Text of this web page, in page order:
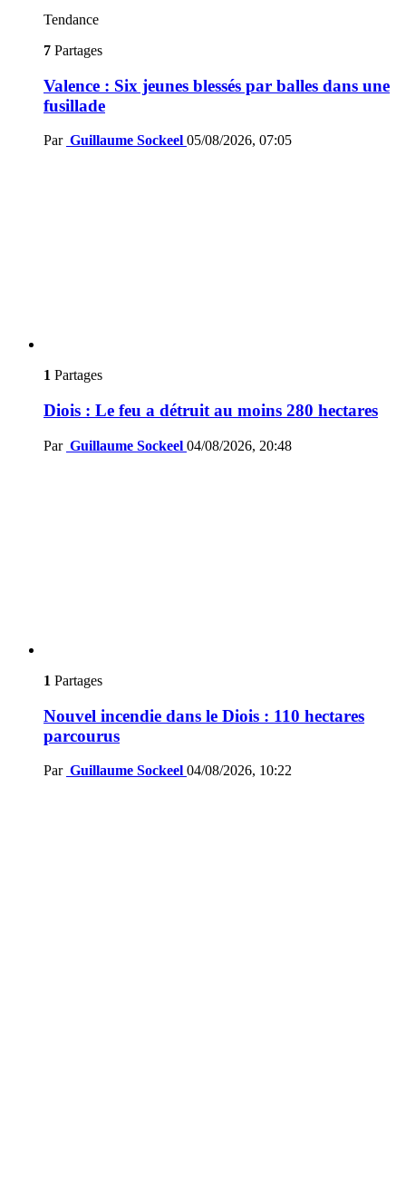
Tendance
7 Partages
Valence : Six jeunes blessés par balles dans une
fusillade
Par Guillaume Sockeel 05/08/2026, 07:05
1 Partages
Diois : Le feu a détruit au moins 280 hectares
Par Guillaume Sockeel 04/08/2026, 20:48
1 Partages
Nouvel incendie dans le Diois : 110 hectares
parcourus
Par Guillaume Sockeel 04/08/2026, 10:22